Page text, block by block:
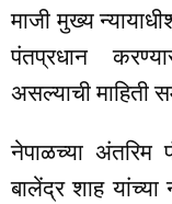
माजी मुख्य
पंतप्रधान
असल्याची माहिती
नेपाळच्या अंतरिम
बालेंद्र शाह यांच्या